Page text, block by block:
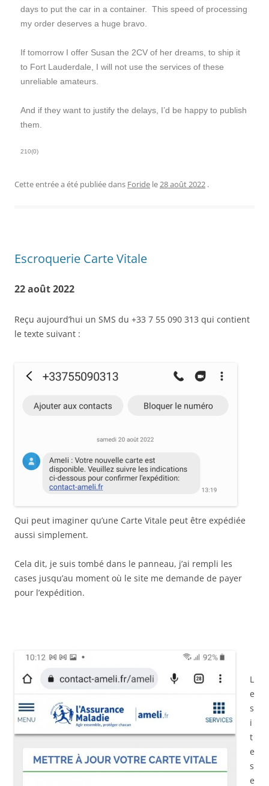
days to put the car in a container. This speed of processing
my order deserves a huge bravo.
If tomorrow I offer Susan the 2CV of her dreams, to ship it
to Fort Lauderdale, I will not use the services of these
unreliable amateurs.
And if they want to justify the delays, I’d be happy to publish
them.
210(0)
Cette entrée a été publiée dans Foride le 28 août 2022 .
Escroquerie Carte Vitale
22 août 2022
Reçu aujourd’hui un SMS du +33 7 55 090 313 qui contient
le texte suivant :
Qui peut imaginer qu’une Carte Vitale peut être expédiée
aussi simplement.
Cela dit, je suis tombé dans le panneau, j’ai rempli les
cases jusqu’au moment où le site me demande de payer
pour l’expédition.
L
e
s
i
t
e
s
e